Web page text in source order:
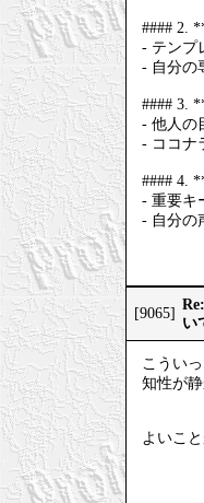
#### 2.
- テンプ
- 自分の
#### 3.
- 他人の
- ココナ
#### 4.
- 重要キ
- 自分の
[9065]
い
こうい
知性が
よいこ